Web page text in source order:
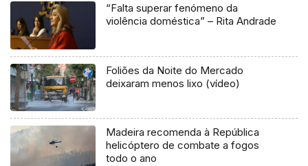
“Falta superar fenómeno da
violência doméstica” – Rita Andrade
Foliões da Noite do Mercado
deixaram menos lixo (vídeo)
Madeira recomenda à República
helicóptero de combate a fogos
todo o ano